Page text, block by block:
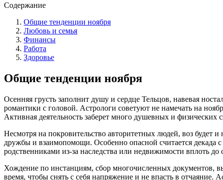
Содержание
Общие тенденции ноября
Любовь и семья
Финансы
Работа
Здоровье
Общие тенденции ноября
Осенняя грусть заполнит душу и сердце Тельцов, навевая
романтики с головой. Астрологи советуют не намечать на
Активная деятельность заберет много душевных и физических
Несмотря на покровительство авторитетных людей, воз будет
дружбы и взаимопомощи. Особенно опасной считается декада
родственниками из-за наследства или недвижимости вплоть до
Хождение по инстанциям, сбор многочисленных документов,
время, чтобы снять с себя напряжение и не впасть в отчаяние.